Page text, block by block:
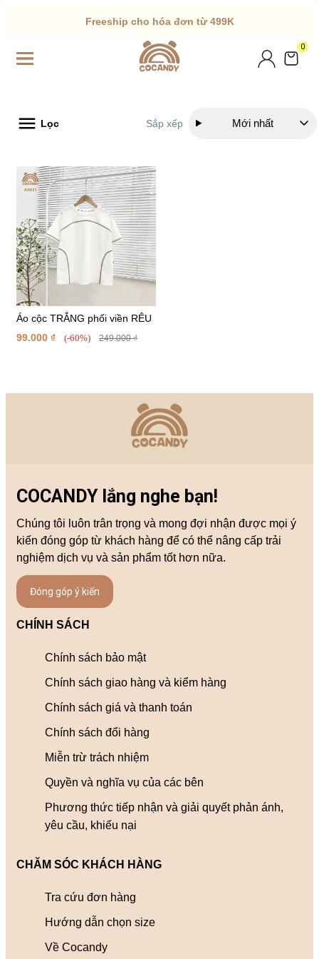
Freeship cho hóa đơn từ 499K
0
Lọc Mới nhất
Sắp xếp
Áo cộc TRẮNG phối viền RÊU
99.000 ₫
(-60%) 249.000 ₫
COCANDY lắng nghe bạn!
Chúng tôi luôn trân trọng và mong đợi nhận được mọi ý
kiến đóng góp từ khách hàng để có thể nâng cấp trải
nghiệm dịch vụ và sản phẩm tốt hơn nữa.
Đóng góp ý kiến
CHÍNH SÁCH
Chính sách bảo mật
Chính sách giao hàng và kiểm hàng
Chính sách giá và thanh toán
Chính sách đổi hàng
Miễn trừ trách nhiệm
Quyền và nghĩa vụ của các bên
Phương thức tiếp nhận và giải quyết phản ánh,
yêu cầu, khiếu nại
CHĂM SÓC KHÁCH HÀNG
Tra cứu đơn hàng
Hướng dẫn chọn size
Về Cocandy